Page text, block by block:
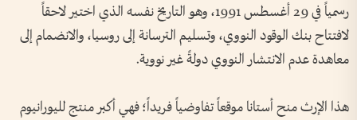
رسمياً في 29 أغسطس 1991، وهو التاريخ نفسه الذي اختير لاحقاً
لافتتاح بنك الوقود النووي، وتسليم الترسانة إلى روسيا، والانضمام إلى
معاهدة عدم الانتشار النووي دولةً غير نووية.
هذا الإرث منح أستانا موقعاً تفاوضياً فريداً؛ فهي أكبر منتج لليورانيوم